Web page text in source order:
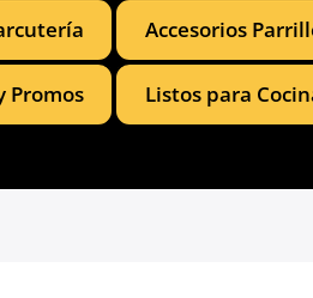
Accesorios
Promos Listos para